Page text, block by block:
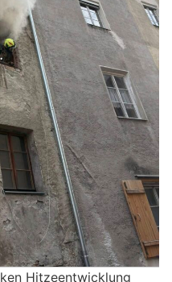
Hitzeentwicklung